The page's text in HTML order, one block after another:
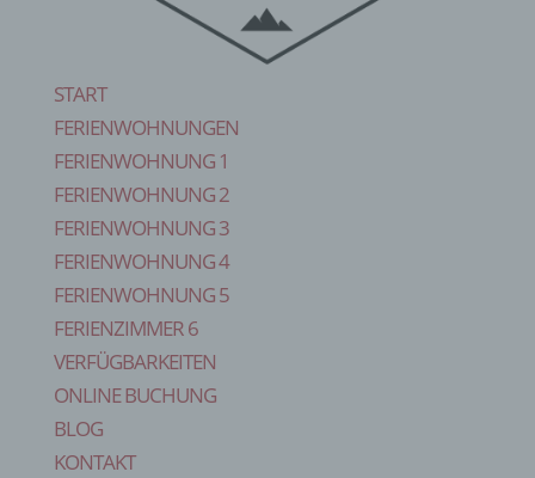
START
FERIENWOHNUNGEN
FERIENWOHNUNG 1
FERIENWOHNUNG 2
FERIENWOHNUNG 3
FERIENWOHNUNG 4
FERIENWOHNUNG 5
FERIENZIMMER 6
VERFÜGBARKEITEN
ONLINE BUCHUNG
BLOG
KONTAKT